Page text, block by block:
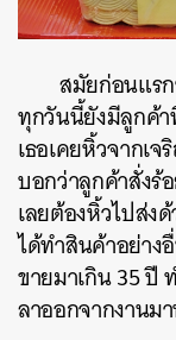
สมัยก่อนแร
ทุกวันนี้ยังมีลูกค้
เธอเคยหิ้วจากเ
บอกว่าลูกค้าสั่งร้
เลยต้องหิ้วไปส่ง
ได้ทำสินค้าอย่าง
ขายมาเกิน 35 ปี
ลาออกจากงาน